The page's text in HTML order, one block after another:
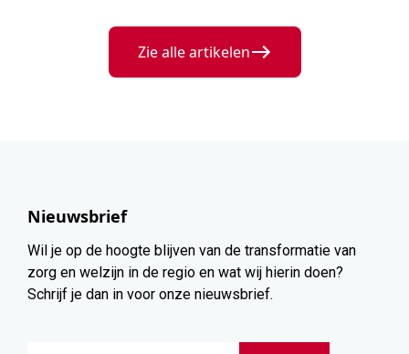
Zie alle artikelen
Nieuwsbrief
Wil je op de hoogte blijven van de transformatie van
zorg en welzijn in de regio en wat wij hierin doen?
Schrijf je dan in voor onze nieuwsbrief.